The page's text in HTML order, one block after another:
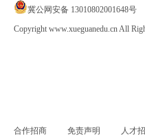
冀公网安备 13010802001648号
Copyright www.xueguanedu.cn All
合作招商 免责声明 人才